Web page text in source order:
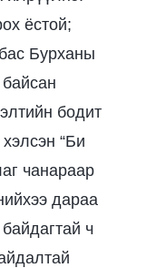
ёстой;
Бурханы
бодит
“Би
чанараар
дараа
ч